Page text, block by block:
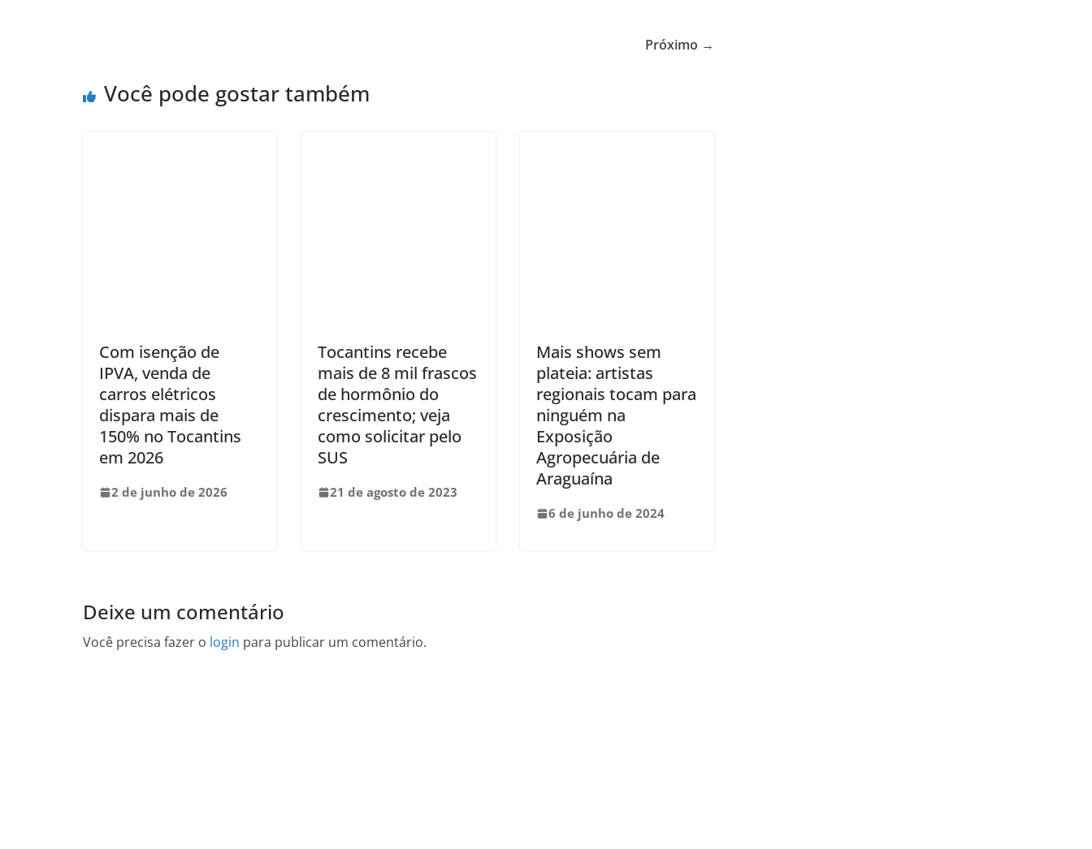
Próximo →
Você pode gostar também
Com isenção de
IPVA, venda de
carros elétricos
dispara mais de
150% no Tocantins
em 2026
2 de junho de 2026
Tocantins recebe
mais de 8 mil frascos
de hormônio do
crescimento; veja
como solicitar pelo
SUS
21 de agosto de 2023
Mais shows sem
plateia: artistas
regionais tocam para
ninguém na
Exposição
Agropecuária de
Araguaína
6 de junho de 2024
Deixe um comentário
Você precisa fazer o login para publicar um comentário.